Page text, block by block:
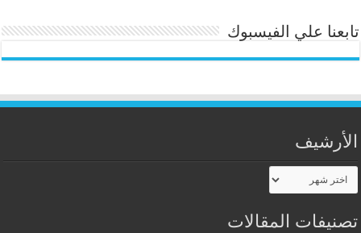
تابعنا علي الفيسبوك
الأرشيف
الأرشيف
تصنيفات المقالات